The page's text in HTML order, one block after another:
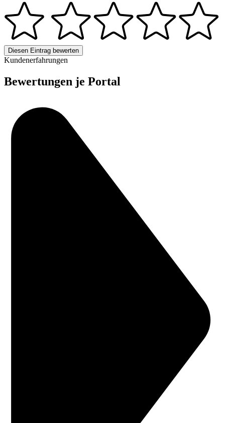
Diesen Eintrag bewerten
Kundenerfahrungen
Bewertungen je Portal